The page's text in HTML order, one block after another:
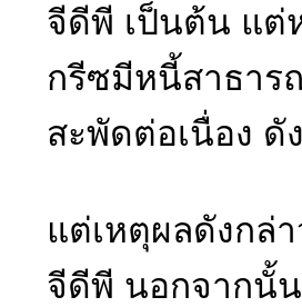
จีดีพี เป็นต้น แต่
กรีซมีหนี้สาธาร
สะพัดต่อเนื่อง
แต่เหตุผลดังกล่
จีดีพี นอกจากนั้น